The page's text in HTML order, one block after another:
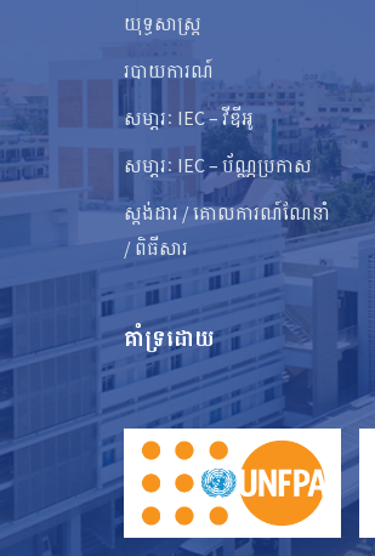
យុទ្ធសាស្ត្រ
របាយការណ៍
សមា្ភរៈ IEC – វីឌីអូ
សមា្ភរៈ IEC – ប័ណ្ណប្រកាស
ស្តង់ដារ / គោលការណ៍ណែនាំ
/ ពិធីសារ
គាំទ្រដោយ